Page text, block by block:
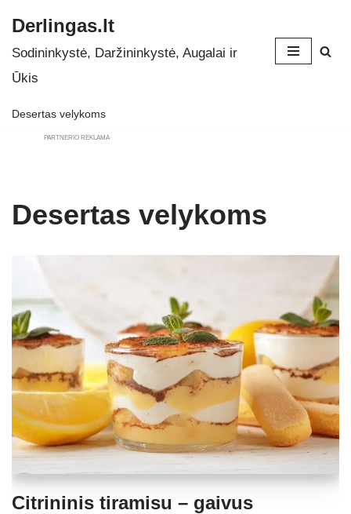
Skip
to
Derlingas.lt
Sodininkystė, Daržininkystė, Augalai ir
Ūkis
Desertas velykoms
PARTNERIO REKLAMA
Desertas velykoms
Citrininis tiramisu – gaivus